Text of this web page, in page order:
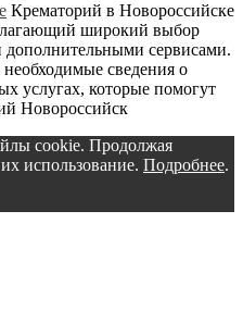
Крематорий в Новороссийске
широкий выбор
дополнительными сервисами.
сведения о
услугах, которые помогут
Новороссийск
cookie. Продолжая
использование. Подробнее.